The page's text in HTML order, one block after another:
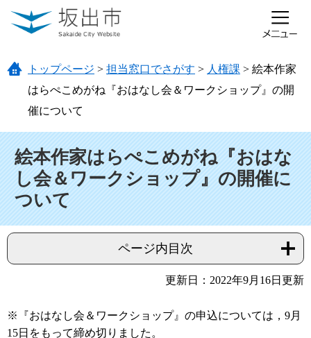
ページの先頭です。
メニューを飛ばして本文へ
トップページ > 担当窓口でさがす > 人権課 > 絵本作家
はらぺこめがね『おはなし会＆ワークショップ』の開
催について
絵本作家はらぺこめがね『おはな
し会＆ワークショップ』の開催に
ついて
ページ内目次
更新日：2022年9月16日更新
※『おはなし会＆ワークショップ』の申込については，9月
15日をもって締め切りました。